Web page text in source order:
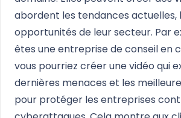
abordent les tendances actuelles,
opportunités de leur secteur. Par
êtes une entreprise de conseil en
vous pourriez créer une vidéo qui
dernières menaces et les
pour protéger les entreprises